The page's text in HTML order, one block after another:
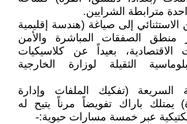
مترابطة الشرايين.
الاستثنائي إلى صياغة (هندسة إقليمية
منطق الصفقات المباشرة والأمن
الاقتصادية، بعيداً عن كلاسيكيات
الثقيلة لوزارة الخارجية
السريعة (تفكيك الملفات وإدارة
يمتلك باراك تفويضاً مرناً يتيح له
عبر خمسة مسارات حيوية:-